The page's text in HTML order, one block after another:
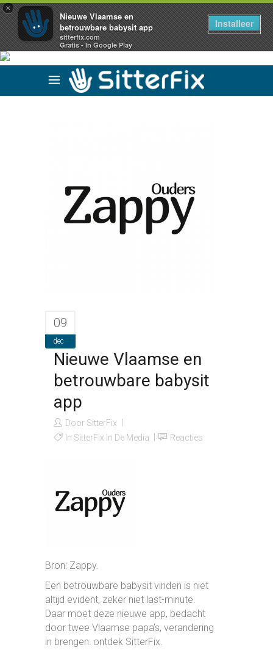
×
Nieuwe Vlaamse en
betrouwbare babysit app
sitterfix.com
Gratis - In Google Play
Installeer
09
dec
Nieuwe Vlaamse en
betrouwbare babysit
app
Door SitterFix
In SitterFix In De Media Reacties
Bron: Zappy.
Een betrouwbare babysit vinden is niet
altijd evident, zeker niet last-minute.
Daar moet deze nieuwe app, bedacht
door twee Vlaamse papa’s, verandering
in brengen: ontdek SitterFix.